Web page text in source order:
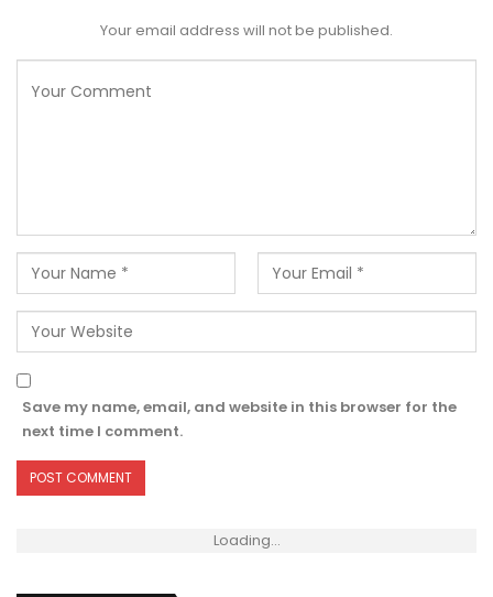
Your email address will not be published.
Save my name, email, and website in this browser for the
next time I comment.
Loading...